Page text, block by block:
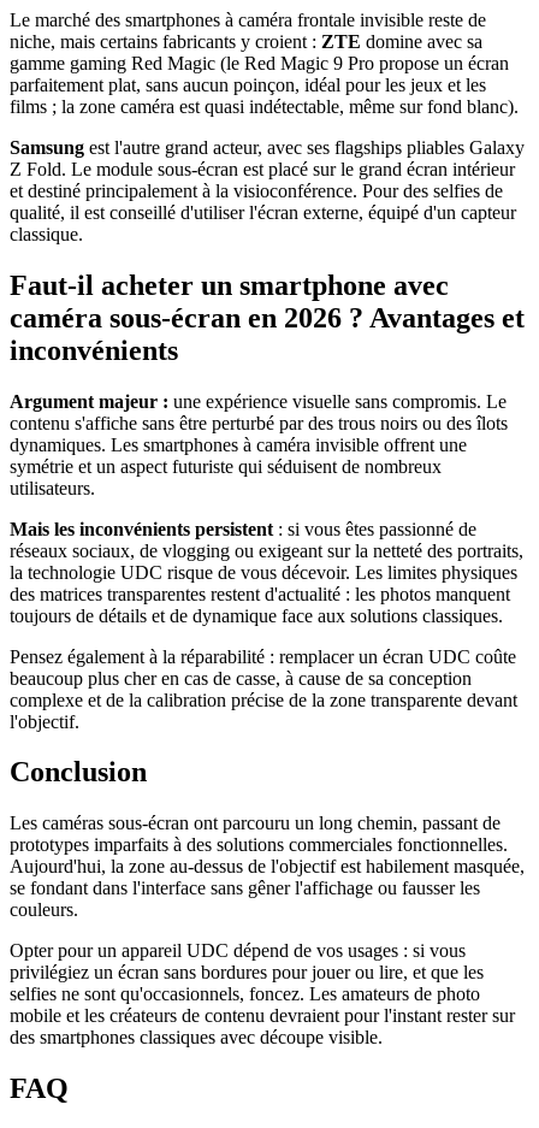
Le marché des smartphones à caméra frontale invisible reste de
niche, mais certains fabricants y croient : ZTE domine avec sa
gamme gaming Red Magic (le Red Magic 9 Pro propose un écran
parfaitement plat, sans aucun poinçon, idéal pour les jeux et les
films ; la zone caméra est quasi indétectable, même sur fond blanc).
Samsung est l'autre grand acteur, avec ses flagships pliables Galaxy
Z Fold. Le module sous-écran est placé sur le grand écran intérieur
et destiné principalement à la visioconférence. Pour des selfies de
qualité, il est conseillé d'utiliser l'écran externe, équipé d'un capteur
classique.
Faut-il acheter un smartphone avec
caméra sous-écran en 2026 ? Avantages et
inconvénients
Argument majeur : une expérience visuelle sans compromis. Le
contenu s'affiche sans être perturbé par des trous noirs ou des îlots
dynamiques. Les smartphones à caméra invisible offrent une
symétrie et un aspect futuriste qui séduisent de nombreux
utilisateurs.
Mais les inconvénients persistent : si vous êtes passionné de
réseaux sociaux, de vlogging ou exigeant sur la netteté des portraits,
la technologie UDC risque de vous décevoir. Les limites physiques
des matrices transparentes restent d'actualité : les photos manquent
toujours de détails et de dynamique face aux solutions classiques.
Pensez également à la réparabilité : remplacer un écran UDC coûte
beaucoup plus cher en cas de casse, à cause de sa conception
complexe et de la calibration précise de la zone transparente devant
l'objectif.
Conclusion
Les caméras sous-écran ont parcouru un long chemin, passant de
prototypes imparfaits à des solutions commerciales fonctionnelles.
Aujourd'hui, la zone au-dessus de l'objectif est habilement masquée,
se fondant dans l'interface sans gêner l'affichage ou fausser les
couleurs.
Opter pour un appareil UDC dépend de vos usages : si vous
privilégiez un écran sans bordures pour jouer ou lire, et que les
selfies ne sont qu'occasionnels, foncez. Les amateurs de photo
mobile et les créateurs de contenu devraient pour l'instant rester sur
des smartphones classiques avec découpe visible.
FAQ